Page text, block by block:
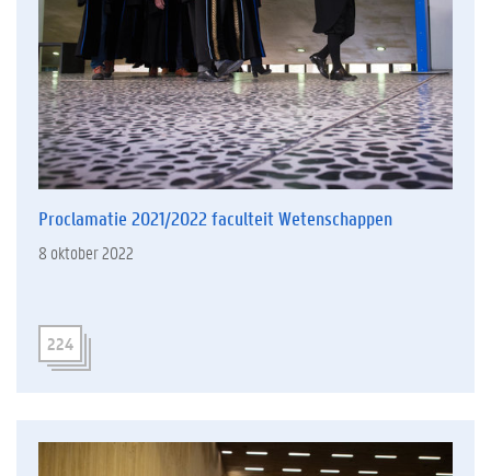
Proclamatie 2021/2022 faculteit Wetenschappen
8 oktober 2022
224